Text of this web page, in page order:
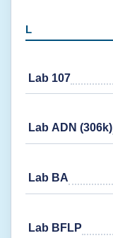
L
Lab 107
Lab ADN (306k)
Lab BA
Lab BFLP